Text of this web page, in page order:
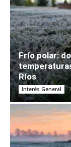
Frío polar:
Ríos
Interés General